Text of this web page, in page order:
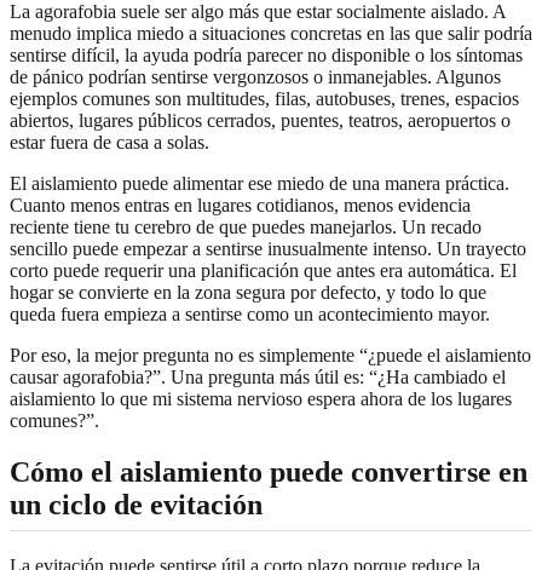
La agorafobia suele ser algo más que estar socialmente aislado. A
menudo implica miedo a situaciones concretas en las que salir podría
sentirse difícil, la ayuda podría parecer no disponible o los síntomas
de pánico podrían sentirse vergonzosos o inmanejables. Algunos
ejemplos comunes son multitudes, filas, autobuses, trenes, espacios
abiertos, lugares públicos cerrados, puentes, teatros, aeropuertos o
estar fuera de casa a solas.
El aislamiento puede alimentar ese miedo de una manera práctica.
Cuanto menos entras en lugares cotidianos, menos evidencia
reciente tiene tu cerebro de que puedes manejarlos. Un recado
sencillo puede empezar a sentirse inusualmente intenso. Un trayecto
corto puede requerir una planificación que antes era automática. El
hogar se convierte en la zona segura por defecto, y todo lo que
queda fuera empieza a sentirse como un acontecimiento mayor.
Por eso, la mejor pregunta no es simplemente “¿puede el aislamiento
causar agorafobia?”. Una pregunta más útil es: “¿Ha cambiado el
aislamiento lo que mi sistema nervioso espera ahora de los lugares
comunes?”.
Cómo el aislamiento puede convertirse en
un ciclo de evitación